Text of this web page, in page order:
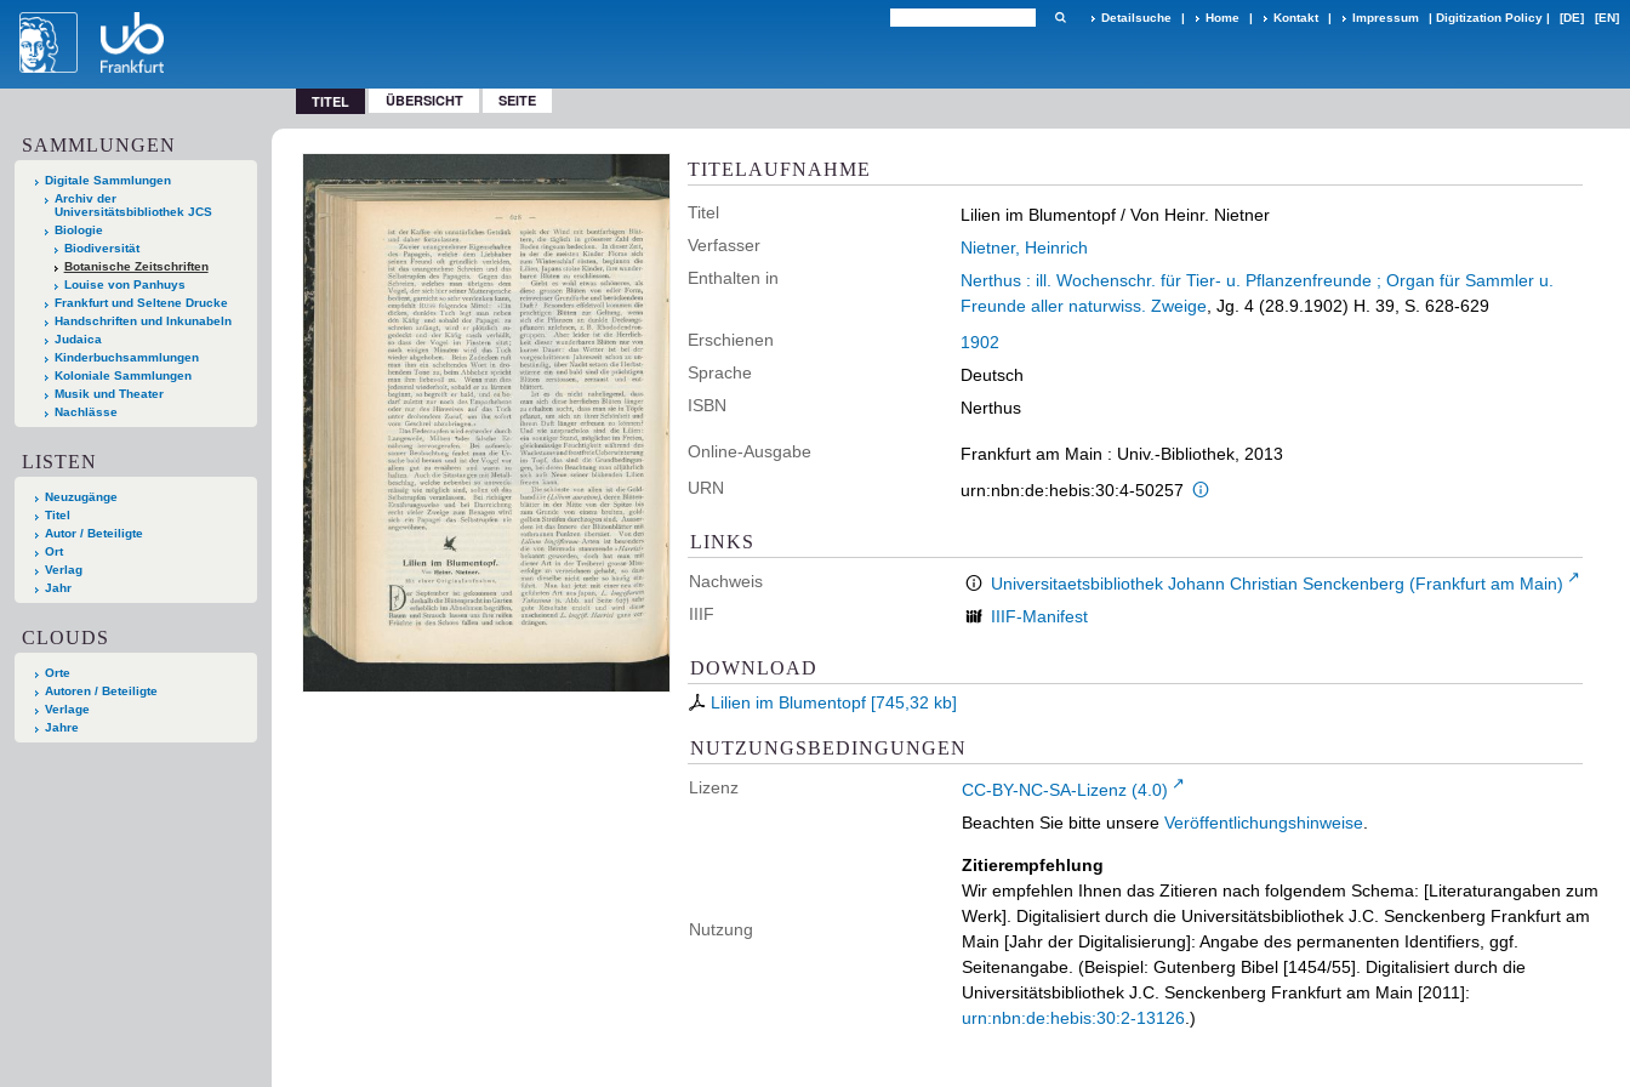
Detailsuche | Home | Kontakt | Impressum | Digitization Policy | [DE] [EN]
TITEL ÜBERSICHT SEITE
SAMMLUNGEN
Digitale Sammlungen
Archiv der
Universitätsbibliothek JCS
Biologie
Biodiversität
Botanische Zeitschriften
Louise von Panhuys
Frankfurt und Seltene Drucke
Handschriften und Inkunabeln
Judaica
Kinderbuchsammlungen
Koloniale Sammlungen
Musik und Theater
Nachlässe
LISTEN
Neuzugänge
Titel
Autor / Beteiligte
Ort
Verlag
Jahr
CLOUDS
Orte
Autoren / Beteiligte
Verlage
Jahre
TITELAUFNAHME
Titel Lilien im Blumentopf / Von Heinr. Nietner
Verfasser
Nietner, Heinrich
Enthalten in
Nerthus : ill. Wochenschr. für Tier- u. Pflanzenfreunde ; Organ für Sammler u.
Freunde aller naturwiss. Zweige , Jg. 4 (28.9.1902) H. 39, S. 628-629
Erschienen
1902
Sprache
Deutsch
ISBN
Nerthus
Online-Ausgabe
Frankfurt am Main : Univ.-Bibliothek, 2013
URN
urn:nbn:de:hebis:30:4-50257
LINKS
Nachweis
Universitaetsbibliothek Johann Christian Senckenberg (Frankfurt am Main)
IIIF
IIIF-Manifest
DOWNLOAD
Lilien im Blumentopf [745,32 kb]
NUTZUNGSBEDINGUNGEN
Lizenz CC-BY-NC-SA-Lizenz (4.0)
Nutzung
Beachten Sie bitte unsere Veröffentlichungshinweise
Zitierempfehlung
Wir empfehlen Ihnen das Zitieren nach folgendem Schema: [Literaturangaben zum
Werk]. Digitalisiert durch die Universitätsbibliothek J.C. Senckenberg Frankfurt am
Main [Jahr der Digitalisierung]: Angabe des permanenten Identifiers, ggf.
Seitenangabe. (Beispiel: Gutenberg Bibel [1454/55]. Digitalisiert durch die
Universitätsbibliothek J.C. Senckenberg Frankfurt am Main [2011]:
urn:nbn:de:hebis:30:2-13126 .)